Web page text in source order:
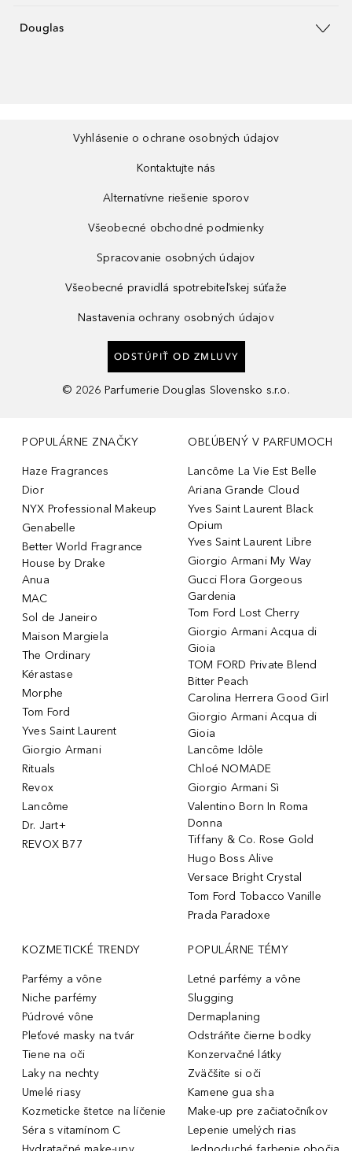
Douglas
Vyhlásenie o ochrane osobných údajov
Kontaktujte nás
Alternatívne riešenie sporov
Všeobecné obchodné podmienky
Spracovanie osobných údajov
Všeobecné pravidlá spotrebiteľskej súťaže
Nastavenia ochrany osobných údajov
ODSTÚPIŤ OD ZMLUVY
© 2026 Parfumerie Douglas Slovensko s.r.o.
POPULÁRNE ZNAČKY
Haze Fragrances
Dior
NYX Professional Makeup
Genabelle
Better World Fragrance
House by Drake
Anua
MAC
Sol de Janeiro
Maison Margiela
The Ordinary
Kérastase
Morphe
Tom Ford
Yves Saint Laurent
Giorgio Armani
Rituals
Revox
Lancôme
Dr. Jart+
REVOX B77
OBĽÚBENÝ V PARFUMOCH
Lancôme La Vie Est Belle
Ariana Grande Cloud
Yves Saint Laurent Black
Opium
Yves Saint Laurent Libre
Giorgio Armani My Way
Gucci Flora Gorgeous
Gardenia
Tom Ford Lost Cherry
Giorgio Armani Acqua di
Gioia
TOM FORD Private Blend
Bitter Peach
Carolina Herrera Good Girl
Giorgio Armani Acqua di
Gioia
Lancôme Idôle
Chloé NOMADE
Giorgio Armani Sì
Valentino Born In Roma
Donna
Tiffany & Co. Rose Gold
Hugo Boss Alive
Versace Bright Crystal
Tom Ford Tobacco Vanille
Prada Paradoxe
KOZMETICKÉ TRENDY
Parfémy a vône
Niche parfémy
Púdrové vône
Pleťové masky na tvár
Tiene na oči
Laky na nechty
Umelé riasy
Kozmeticke štetce na líčenie
Séra s vitamínom C
POPULÁRNE TÉMY
Letné parfémy a vône
Slugging
Dermaplaning
Odstráňte čierne bodky
Konzervačné látky
Zväčšite si oči
Kamene gua sha
Make-up pre začiatočníkov
Lepenie umelých rias